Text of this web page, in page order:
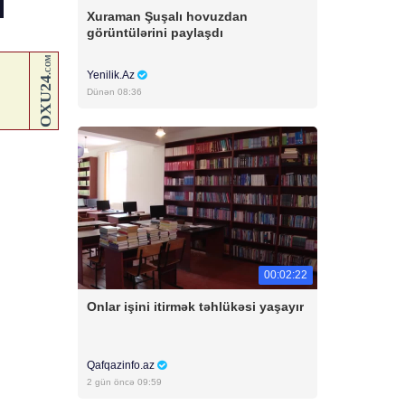
Xuraman Şuşalı hovuzdan
görüntülərini paylaşdı
Yenilik.Az
Dünən 08:36
00:02:22
Onlar işini itirmək təhlükəsi yaşayır
Qafqazinfo.az
2 gün öncə 09:59